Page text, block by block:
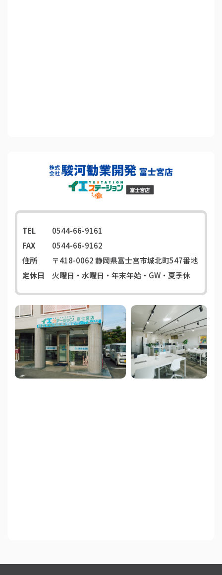
TEL
0544-66-9161
FAX
0544-66-9162
住所
〒418-0062静岡県富士宮市城北町547番地
定休日
火曜日・水曜日・年末年始・GW・夏季休